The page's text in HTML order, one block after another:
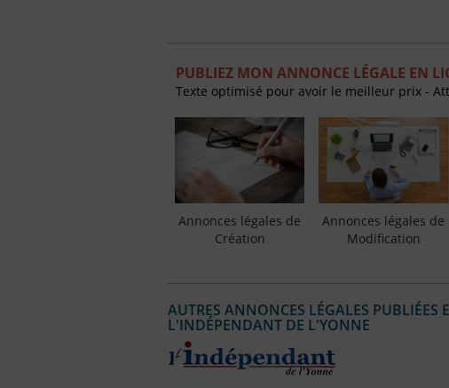
PUBLIEZ MON ANNONCE LÉGALE EN
Texte optimisé pour avoir le meilleur prix -
Annonces légales de
Création
Annonces légales de
Modification
AUTRES ANNONCES LÉGALES
L'INDÉPENDANT DE L'YONNE